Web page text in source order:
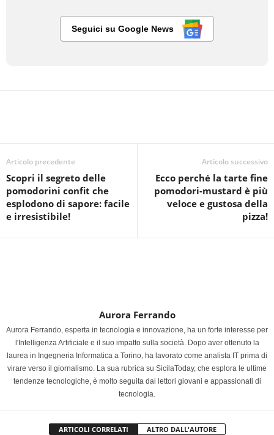
Seguici su Google News
Articolo precedente
Scopri il segreto delle
pomodorini confit che
esplodono di sapore: facile
e irresistibile!
Articolo successivo
Ecco perché la tarte fine
pomodori-mustard è più
veloce e gustosa della
pizza!
Aurora Ferrando
Aurora Ferrando, esperta in tecnologia e innovazione, ha un forte interesse per
l'Intelligenza Artificiale e il suo impatto sulla società. Dopo aver ottenuto la
laurea in Ingegneria Informatica a Torino, ha lavorato come analista IT prima di
virare verso il giornalismo. La sua rubrica su SicilaToday, che esplora le ultime
tendenze tecnologiche, è molto seguita dai lettori giovani e appassionati di
tecnologia.
ARTICOLI CORRELATI ALTRO DALL'AUTORE